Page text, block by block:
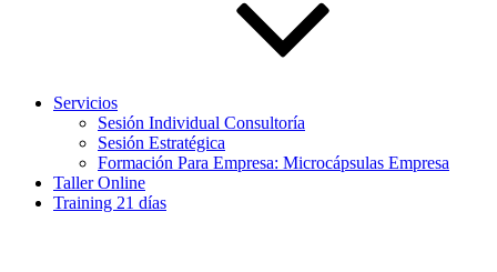
Servicios
Sesión Individual Consultoría
Sesión Estratégica
Formación Para Empresa: Microcápsulas Empresa
Taller Online
Training 21 días